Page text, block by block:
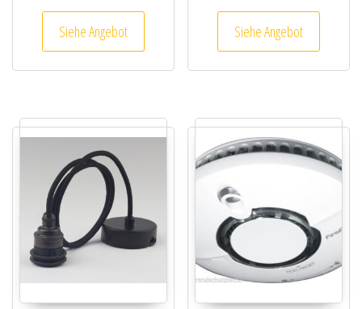
Siehe Angebot Siehe Angebot